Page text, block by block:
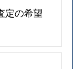
定の希望